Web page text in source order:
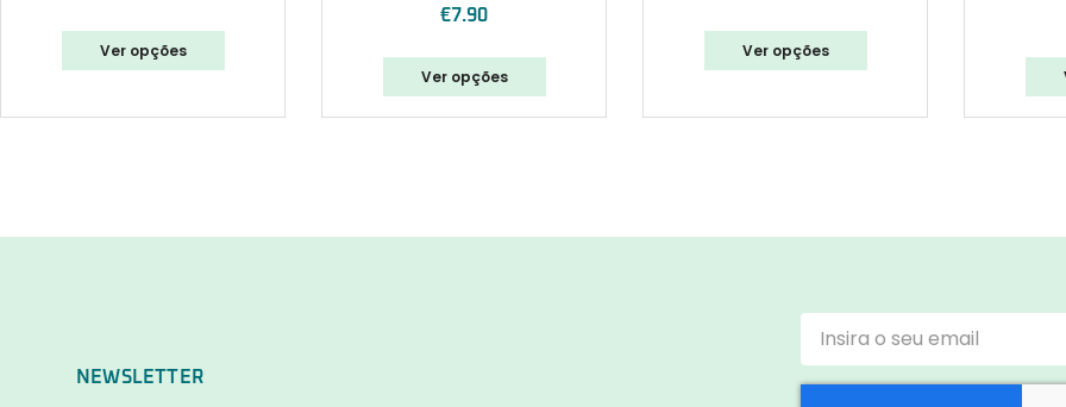
Ver opções
€7.90
Ver opções
Ver opções
NEWSLETTER